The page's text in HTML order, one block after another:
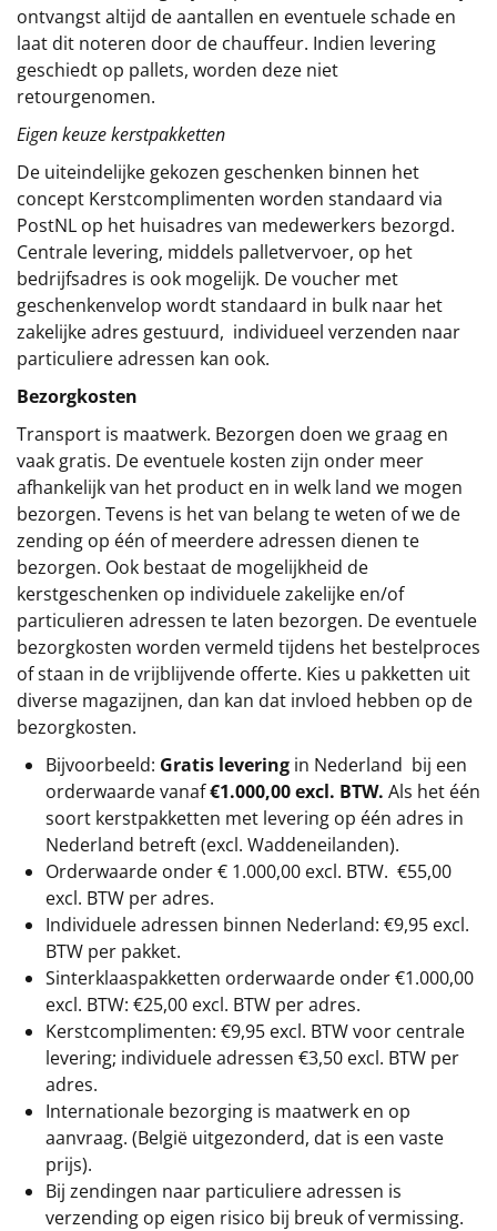
ontvangst altijd de aantallen en eventuele schade en
laat dit noteren door de chauffeur. Indien levering
geschiedt op pallets, worden deze niet
retourgenomen.
Eigen keuze kerstpakketten
De uiteindelijke gekozen geschenken binnen het
concept Kerstcomplimenten worden standaard via
PostNL op het huisadres van medewerkers bezorgd.
Centrale levering, middels palletvervoer, op het
bedrijfsadres is ook mogelijk. De voucher met
geschenkenvelop wordt standaard in bulk naar het
zakelijke adres gestuurd, individueel verzenden naar
particuliere adressen kan ook.
Bezorgkosten
Transport is maatwerk. Bezorgen doen we graag en
vaak gratis. De eventuele kosten zijn onder meer
afhankelijk van het product en in welk land we mogen
bezorgen. Tevens is het van belang te weten of we de
zending op één of meerdere adressen dienen te
bezorgen. Ook bestaat de mogelijkheid de
kerstgeschenken op individuele zakelijke en/of
particulieren adressen te laten bezorgen. De eventuele
bezorgkosten worden vermeld tijdens het bestelproces
of staan in de vrijblijvende offerte. Kies u pakketten uit
diverse magazijnen, dan kan dat invloed hebben op de
bezorgkosten.
Bijvoorbeeld: Gratis levering in Nederland bij een
orderwaarde vanaf€1.000,00 excl. BTW. Als het één
soort kerstpakketten met levering op één adres in
Nederland betreft (excl. Waddeneilanden).
Orderwaarde onder € 1.000,00 excl. BTW. €55,00
excl. BTW per adres.
Individuele adressen binnen Nederland: €9,95 excl.
BTW per pakket.
Sinterklaaspakketten orderwaarde onder €1.000,00
excl. BTW: €25,00 excl. BTW per adres.
Kerstcomplimenten: €9,95 excl. BTW voor centrale
levering; individuele adressen €3,50 excl. BTW per
adres.
Internationale bezorging is maatwerk en op
aanvraag. (België uitgezonderd, dat is een vaste
prijs).
Bij zendingen naar particuliere adressen is
verzending op eigen risico bij breuk of vermissing.